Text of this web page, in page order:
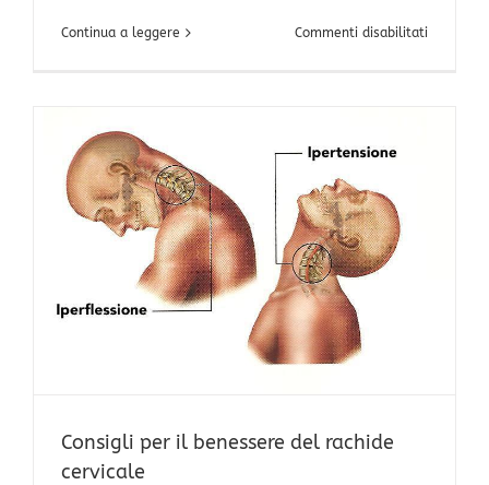
Continua a leggere Commenti disabilitatisu
Consigli per il benessere del rachide
cervicale